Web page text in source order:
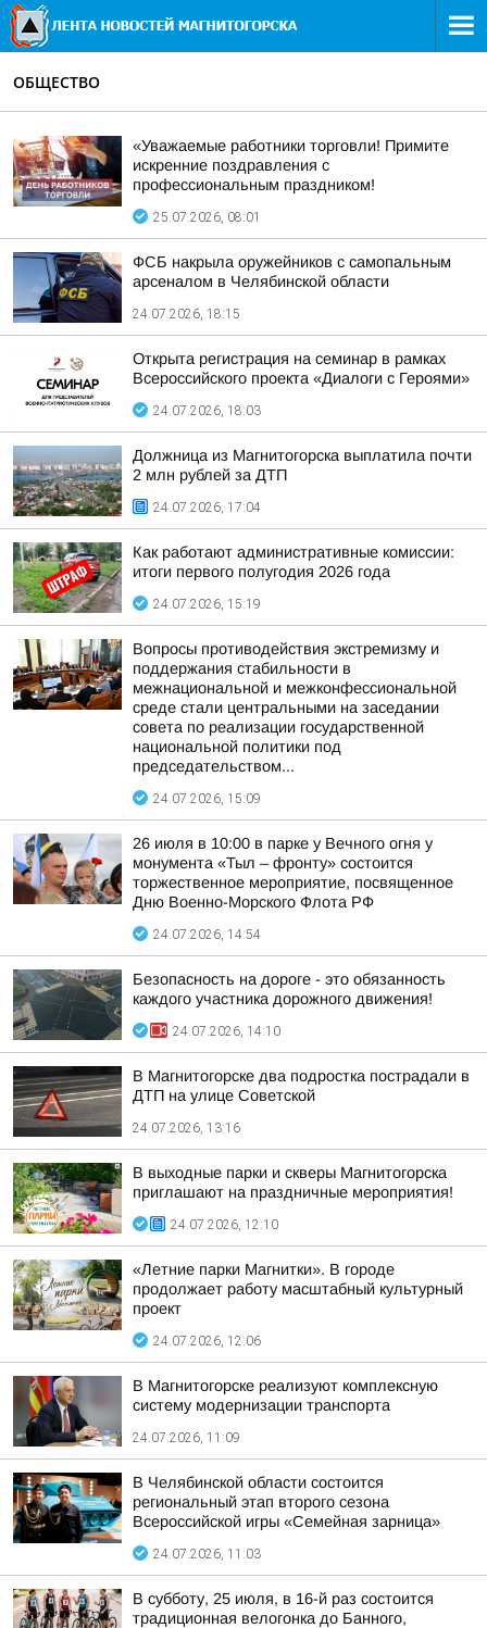
ОБЩЕСТВО
«Уважаемые работники торговли! Примите
искренние поздравления с
профессиональным праздником!
25.07.2026, 08:01
ФСБ накрыла оружейников с самопальным
арсеналом в Челябинской области
24.07.2026, 18:15
Открыта регистрация на семинар в рамках
Всероссийского проекта «Диалоги с Героями»
24.07.2026, 18:03
Должница из Магнитогорска выплатила почти
2 млн рублей за ДТП
24.07.2026, 17:04
Как работают административные комиссии:
итоги первого полугодия 2026 года
24.07.2026, 15:19
Вопросы противодействия экстремизму и
поддержания стабильности в
межнациональной и межконфессиональной
среде стали центральными на заседании
совета по реализации государственной
национальной политики под
председательством...
24.07.2026, 15:09
26 июля в 10:00 в парке у Вечного огня у
монумента «Тыл – фронту» состоится
торжественное мероприятие, посвященное
Дню Военно-Морского Флота РФ
24.07.2026, 14:54
Безопасность на дороге - это обязанность
каждого участника дорожного движения!
24.07.2026, 14:10
В Магнитогорске два подростка пострадали в
ДТП на улице Советской
24.07.2026, 13:16
В выходные парки и скверы Магнитогорска
приглашают на праздничные мероприятия!
24.07.2026, 12:10
«Летние парки Магнитки». В городе
продолжает работу масштабный культурный
проект
24.07.2026, 12:06
В Магнитогорске реализуют комплексную
систему модернизации транспорта
24.07.2026, 11:09
В Челябинской области состоится
региональный этап второго сезона
Всероссийской игры «Семейная зарница»
24.07.2026, 11:03
В субботу, 25 июля, в 16-й раз состоится
традиционная велогонка до Банного,